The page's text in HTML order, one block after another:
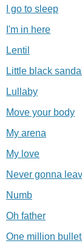
I go to sleep
I'm in here
Lentil
Little black
Lullaby
Move your body
My arena
My love
Never gonna
Numb
Oh father
One million